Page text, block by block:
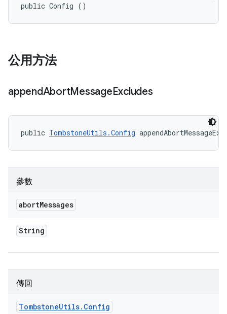
public Config ()
公用方法
appendAbortMessageExcludes
public TombstoneUtils.Config
參數
abortMessages
String
傳回
TombstoneUtils. Config